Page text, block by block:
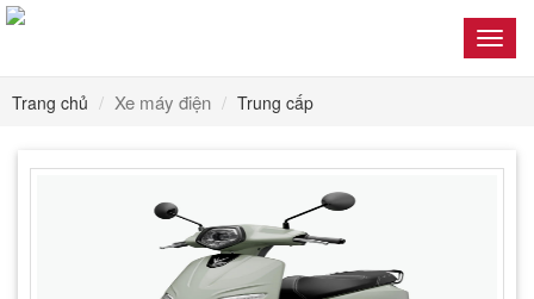
Trang chủ Xe máy điện Trung cấp